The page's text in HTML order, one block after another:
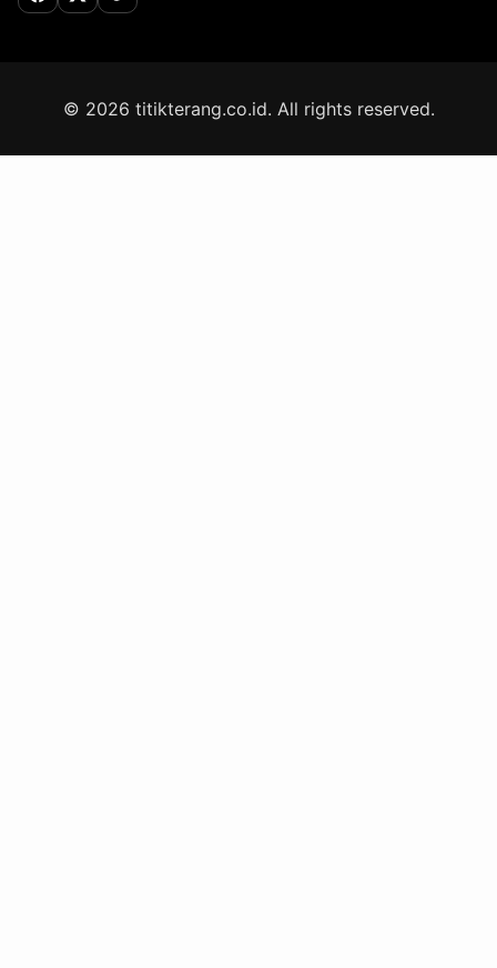
© 2026 titikterang.co.id. All rights reserved.